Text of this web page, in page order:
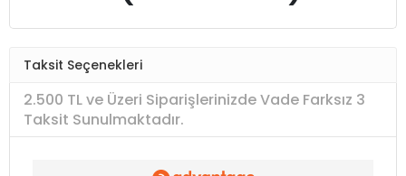
Taksit Seçenekleri
2.500 TL ve Üzeri Siparişlerinizde Vade Farksız 3
Taksit Sunulmaktadır.